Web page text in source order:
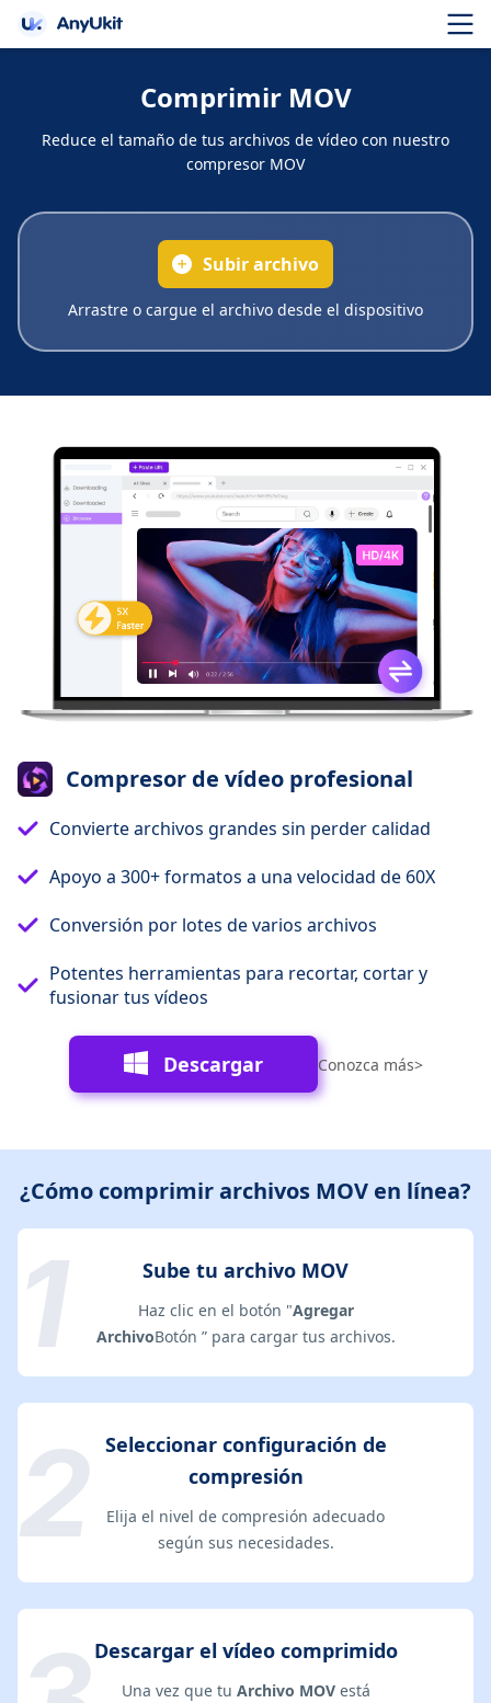
Comprimir MOV
Reduce el tamaño de tus archivos de vídeo con nuestro
compresor MOV
Subir archivo
Arrastre o cargue el archivo desde el dispositivo
Compresor de vídeo profesional
Convierte archivos grandes sin perder calidad
Apoyo a 300+ formatos a una velocidad de 60X
Conversión por lotes de varios archivos
Potentes herramientas para recortar, cortar y
fusionar tus vídeos
Descargar Conozca más>
¿Cómo comprimir archivos MOV en línea?
Sube tu archivo MOV
Haz clic en el botón "Agregar
ArchivoBotón ” para cargar tus archivos.
Seleccionar configuración de
compresión
Elija el nivel de compresión adecuado
según sus necesidades.
Descargar el vídeo comprimido
Una vez que tu Archivo MOVestá